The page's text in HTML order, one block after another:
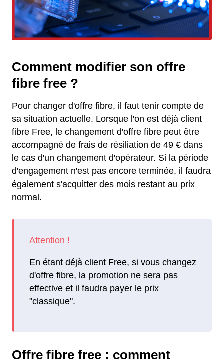
Comment modifier son offre
fibre free ?
Pour changer d'offre fibre, il faut tenir compte de
sa situation actuelle. Lorsque l'on est déjà client
fibre Free, le changement d'offre fibre peut être
accompagné de frais de résiliation de 49 € dans
le cas d'un changement d'opérateur. Si la période
d'engagement n'est pas encore terminée, il faudra
également s'acquitter des mois restant au prix
normal.
En étant déjà client Free, si vous changez
d'offre fibre, la promotion ne sera pas
effective et il faudra payer le prix
"classique".
Offre fibre free : comment